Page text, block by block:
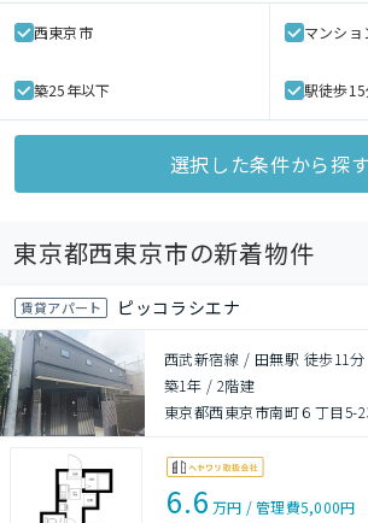
西東京市 マンシ
築25年以下 駅徒歩
選択した条件から探す
東京都西東京市の新着物件
賃貸アパート ピッコラシエナ
西武新宿線 / 田無駅 徒歩11分
築1年 / 2階建
東京都西東京市南町６丁目5-
6.6 万円 /管理費5,000円